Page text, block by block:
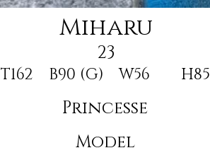
Miharu
23
T162 B90 (G) W56 H85
Princesse
Model